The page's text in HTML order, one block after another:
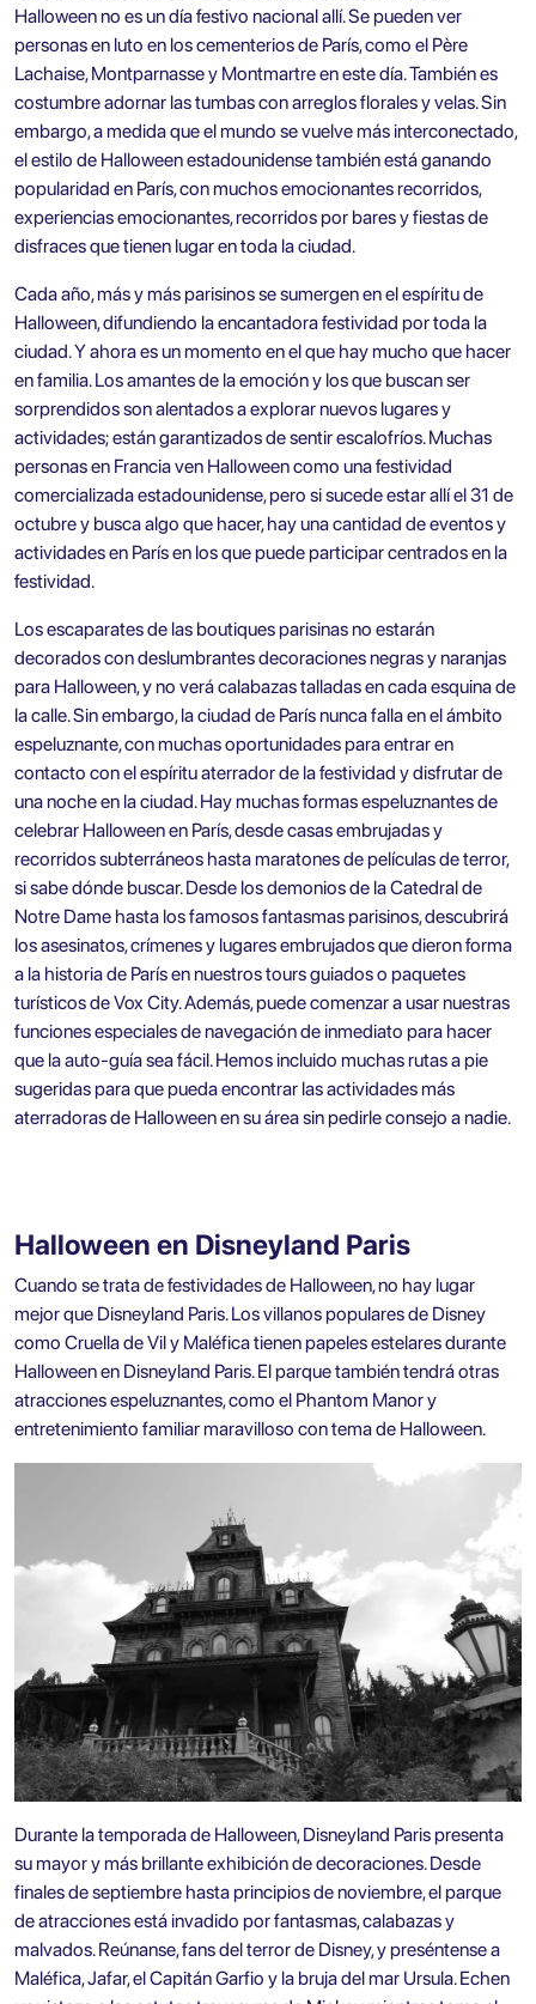
Halloween no es un día festivo nacional allí. Se pueden ver
personas en luto en los cementerios de París, como el Père
Lachaise, Montparnasse y Montmartre en este día. También es
costumbre adornar las tumbas con arreglos florales y velas. Sin
embargo, a medida que el mundo se vuelve más interconectado,
el estilo de Halloween estadounidense también está ganando
popularidad en París, con muchos emocionantes recorridos,
experiencias emocionantes, recorridos por bares y fiestas de
disfraces que tienen lugar en toda la ciudad.
Cada año, más y más parisinos se sumergen en el espíritu de
Halloween, difundiendo la encantadora festividad por toda la
ciudad. Y ahora es un momento en el que hay mucho que hacer
en familia. Los amantes de la emoción y los que buscan ser
sorprendidos son alentados a explorar nuevos lugares y
actividades; están garantizados de sentir escalofríos. Muchas
personas en Francia ven Halloween como una festividad
comercializada estadounidense, pero si sucede estar allí el 31 de
octubre y busca algo que hacer, hay una cantidad de eventos y
actividades en París en los que puede participar centrados en la
festividad.
Los escaparates de las boutiques parisinas no estarán
decorados con deslumbrantes decoraciones negras y naranjas
para Halloween, y no verá calabazas talladas en cada esquina de
la calle. Sin embargo, la ciudad de París nunca falla en el ámbito
espeluznante, con muchas oportunidades para entrar en
contacto con el espíritu aterrador de la festividad y disfrutar de
una noche en la ciudad. Hay muchas formas espeluznantes de
celebrar Halloween en París, desde casas embrujadas y
recorridos subterráneos hasta maratones de películas de terror,
si sabe dónde buscar. Desde los demonios de la Catedral de
Notre Dame hasta los famosos fantasmas parisinos, descubrirá
los asesinatos, crímenes y lugares embrujados que dieron forma
a la historia de París en nuestrostours guiados o paquetes
turísticos de Vox City.Además, puede comenzar a usar nuestras
funciones especiales de navegación de inmediato para hacer
que la auto-guía sea fácil. Hemos incluido muchas rutas a pie
sugeridas para que pueda encontrar las actividades más
aterradoras de Halloween en su área sin pedirle consejo a nadie.
Halloween en Disneyland Paris
Cuando se trata de festividades de Halloween, no hay lugar
mejor que Disneyland Paris. Los villanos populares de Disney
como Cruella de Vil y Maléfica tienen papeles estelares durante
Halloween en Disneyland Paris. El parque también tendrá otras
atracciones espeluznantes, como el Phantom Manor y
entretenimiento familiar maravilloso con tema de Halloween.
Durante la temporada de Halloween, Disneyland Paris presenta
su mayor y más brillante exhibición de decoraciones. Desde
finales de septiembre hasta principios de noviembre, el parque
de atracciones está invadido por fantasmas, calabazas y
malvados. Reúnanse, fans del terror de Disney, y preséntense a
Maléfica, Jafar, el Capitán Garfio y la bruja del mar Ursula. Echen